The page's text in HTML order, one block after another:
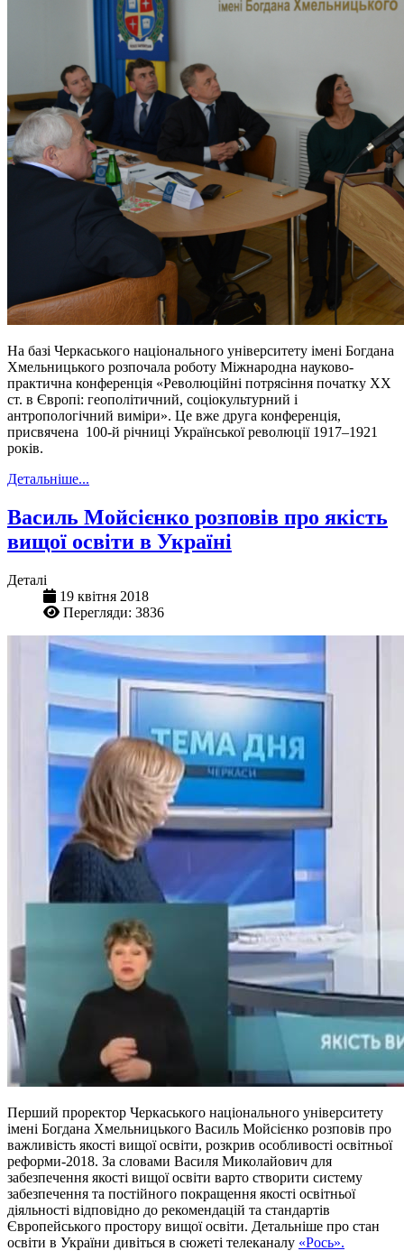
На базі Черкаського національного університету імені Богдана
Хмельницького розпочала роботу Міжнародна науково-
практична конференція «Революційні потрясіння початку ХХ
ст. в Європі: геополітичний, соціокультурний і
антропологічний виміри». Це вже друга конференція,
присвячена 100-й річниці Української революції 1917–1921
років.
Детальніше...
Василь Мойсієнко розповів про якість
вищої освіти в Україні
Деталі
19 квітня 2018
Перегляди: 3836
Перший проректор Черкаського національного університету
імені Богдана Хмельницького Василь Мойсієнко розповів про
важливість якості вищої освіти, розкрив особливості освітньої
реформи-2018. За словами Василя Миколайович для
забезпечення якості вищої освіти варто створити систему
забезпечення та постійного покращення якості освітньої
діяльності відповідно до рекомендацій та стандартів
Європейського простору вищої освіти. Детальніше про стан
освіти в України дивіться в сюжеті телеканалу «Рось».